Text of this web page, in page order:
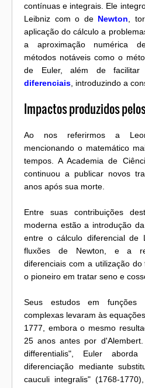
contínuas e integrais. Ele
Leibniz com o de Newton ,
aplicação do cálculo a
a aproximação numérica
métodos notáveis como o
de Euler, além de
diferenciais , introduzindo a
Impactos produzidos
Ao nos referirmos a
mencionando o matemático
tempos. A Academia de
continuou a publicar novos
anos após sua morte.
Entre suas contribuições
moderna estão a introdução
entre o cálculo diferencial de
fluxões de Newton, e a
diferenciais com a utilização
o pioneiro em tratar seno e
Seus estudos em funções
complexas levaram às
1777, embora o mesmo
25 anos antes por
differentialis", Euler
diferenciação mediante
cauculi integralis" (1768-